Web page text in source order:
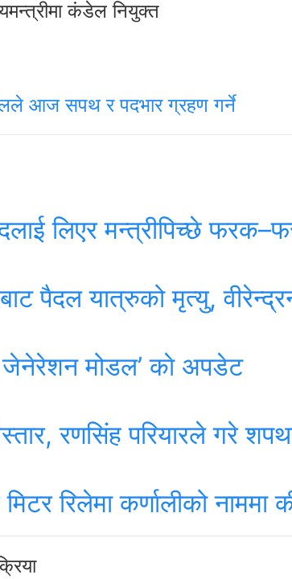
कंडेल नियुक्त
आज सपथ र पदभार ग्रहण गर्ने
लिएर मन्त्रीपिच्छे
पैदल यात्रुको मृत्यु,
मोडल’ काे अपडेट
रणसिंह परियारले गरे
रिलेमा कर्णालीको नाममा